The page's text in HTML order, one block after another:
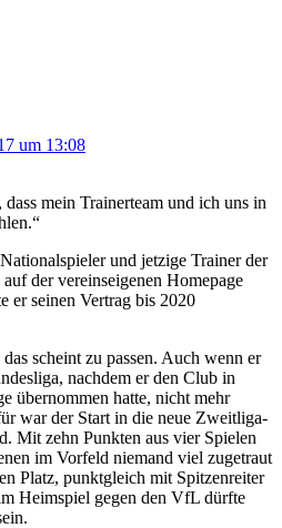
um 13:08
mein Trainerteam und ich uns in
und jetzige Trainer der
der vereinseigenen Homepage
er seinen Vertrag bis 2020
scheint zu passen. Auch wenn er
nachdem er den Club in
übernommen hatte, nicht mehr
war der Start in die neue Zweitliga-
Mit zehn Punkten aus vier Spielen
im Vorfeld niemand viel zugetraut
Platz, punktgleich mit Spitzenreiter
Heimspiel gegen den VfL dürfte